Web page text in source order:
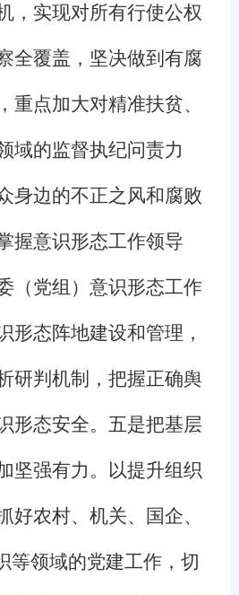
，实现对所有行使公权
全覆盖，坚决做到有腐
重点加大对精准扶贫、
域的监督执纪问责力
身边的不正之风和腐败
握意识形态工作领导
（党组）意识形态工作
形态阵地建设和管理，
研判机制，把握正确舆
形态安全。五是把基层
坚强有力。以提升组织
好农村、机关、国企、
等领域的党建工作，切